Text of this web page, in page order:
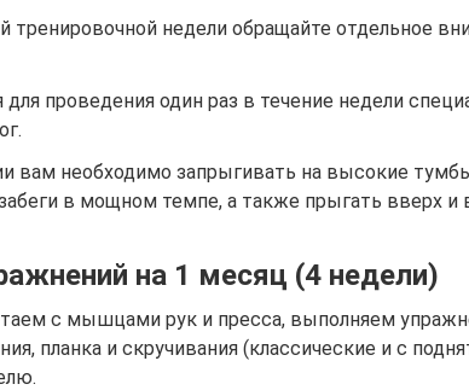
тренировочной недели обращайте отдельное
проведения один раз в течение недели
вам необходимо запрыгивать на высокие
в мощном темпе, а также прыгать вверх и
на 1 месяц (4 недели)
с мышцами рук и пресса, выполняем
планка и скручивания (классические и с